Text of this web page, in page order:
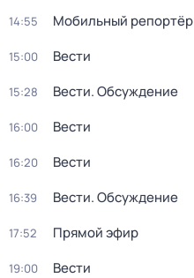
14:55 Мобильный репортёр
15:00 Вести
15:28 Вести. Обсуждение
16:00 Вести
16:20 Вести
16:39 Вести. Обсуждение
17:52 Прямой эфир
19:00 Вести